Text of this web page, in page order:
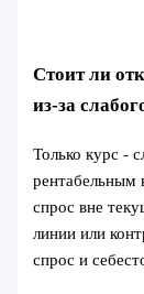
Стоит ли
из‑за
Только курс -
рентабельным
спрос вне
линии или
спрос и